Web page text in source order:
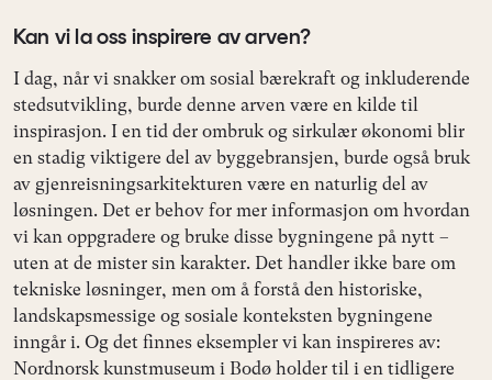
Kan vi la oss inspirere av arven?
I dag, når vi snakker om sosial bærekraft og inkluderende
stedsutvikling, burde denne arven være en kilde til
inspirasjon. I en tid der ombruk og sirkulær økonomi blir
en stadig viktigere del av byggebransjen, burde også bruk
av gjenreisningsarkitekturen være en naturlig del av
løsningen. Det er behov for mer informasjon om hvordan
vi kan oppgradere og bruke disse bygningene på nytt –
uten at de mister sin karakter. Det handler ikke bare om
tekniske løsninger, men om å forstå den historiske,
landskapsmessige og sosiale konteksten bygningene
inngår i. Og det finnes eksempler vi kan inspireres av:
Nordnorsk kunstmuseum i Bodø holder til i en tidligere